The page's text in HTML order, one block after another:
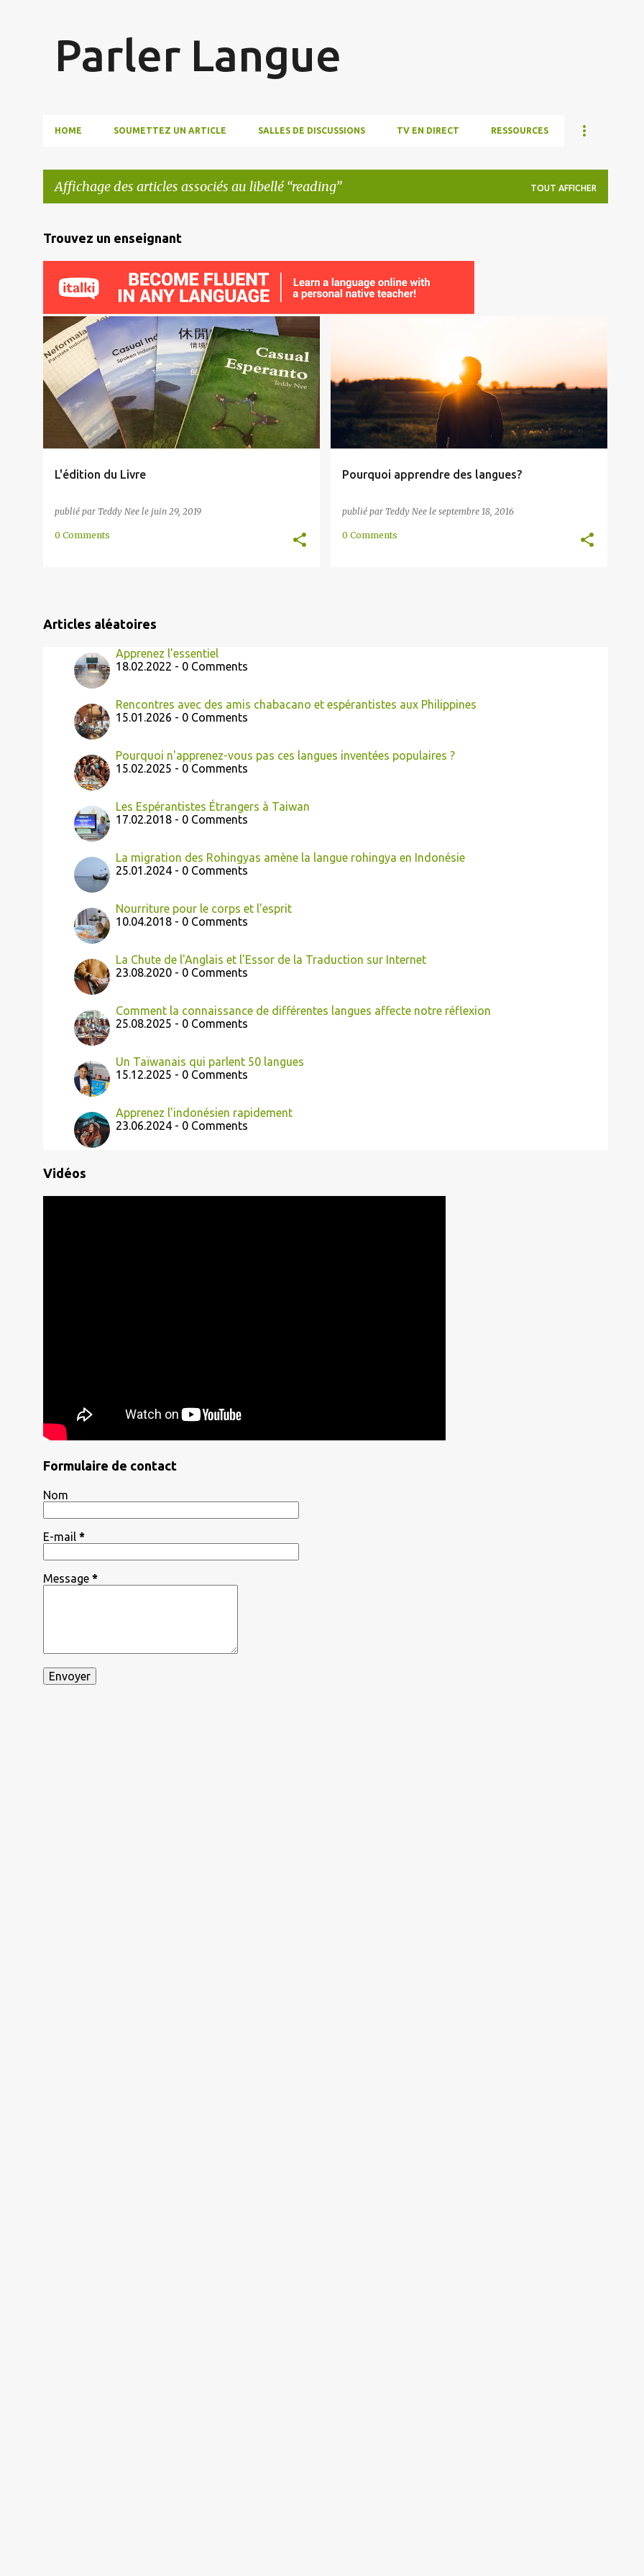
Parler Langue
HOME SOUMETTEZ UN ARTICLE SALLES DE DISCUSSIONS TV EN DIRECT RESSOURCES
Affichage des articles associés au libellé reading TOUT AFFICHER
A
r
c
l
e
s
Trouvez un enseignant
L'édition du Livre
publié par Teddy Nee le juin 29, 2019
ANGLAIS ÉDITEUR FRANÇAIS HISTOIRE
0 Comments
Pourquoi apprendre des langues?
publié par Teddy Nee le septembre 18, 2016
0 Comments
Articles aléatoires
Apprenez l'essentiel
18.02.2022 - 0 Comments
Rencontres avec des amis chabacano et espérantistes aux Philippines
15.01.2026 - 0 Comments
Pourquoi n'apprenez-vous pas ces langues inventées populaires ?
15.02.2025 - 0 Comments
Les Espérantistes Étrangers à Taiwan
17.02.2018 - 0 Comments
La migration des Rohingyas amène la langue rohingya en Indonésie
25.01.2024 - 0 Comments
Nourriture pour le corps et l'esprit
10.04.2018 - 0 Comments
La Chute de l'Anglais et l'Essor de la Traduction sur Internet
23.08.2020 - 0 Comments
Comment la connaissance de différentes langues affecte notre réflexion
25.08.2025 - 0 Comments
Un Taïwanais qui parlent 50 langues
15.12.2025 - 0 Comments
Apprenez l'indonésien rapidement
23.06.2024 - 0 Comments
Vidéos
Formulaire de contact
Nom
E-mail *
Message *